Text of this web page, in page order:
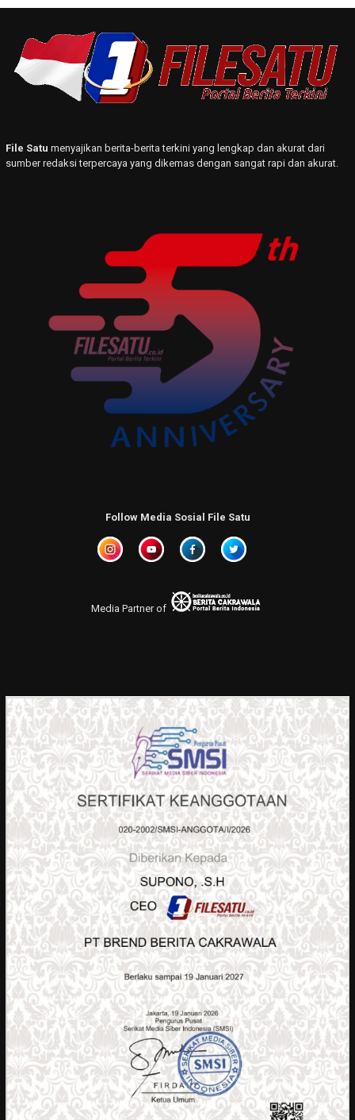
File Satu menyajikan berita-berita terkini yang lengkap dan akurat dari
sumber redaksi terpercaya yang dikemas dengan sangat rapi dan akurat.
Follow Media Sosial File Satu
Media Partner of